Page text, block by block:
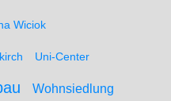
Wiciok
Uni-Center
Wohnsiedlung